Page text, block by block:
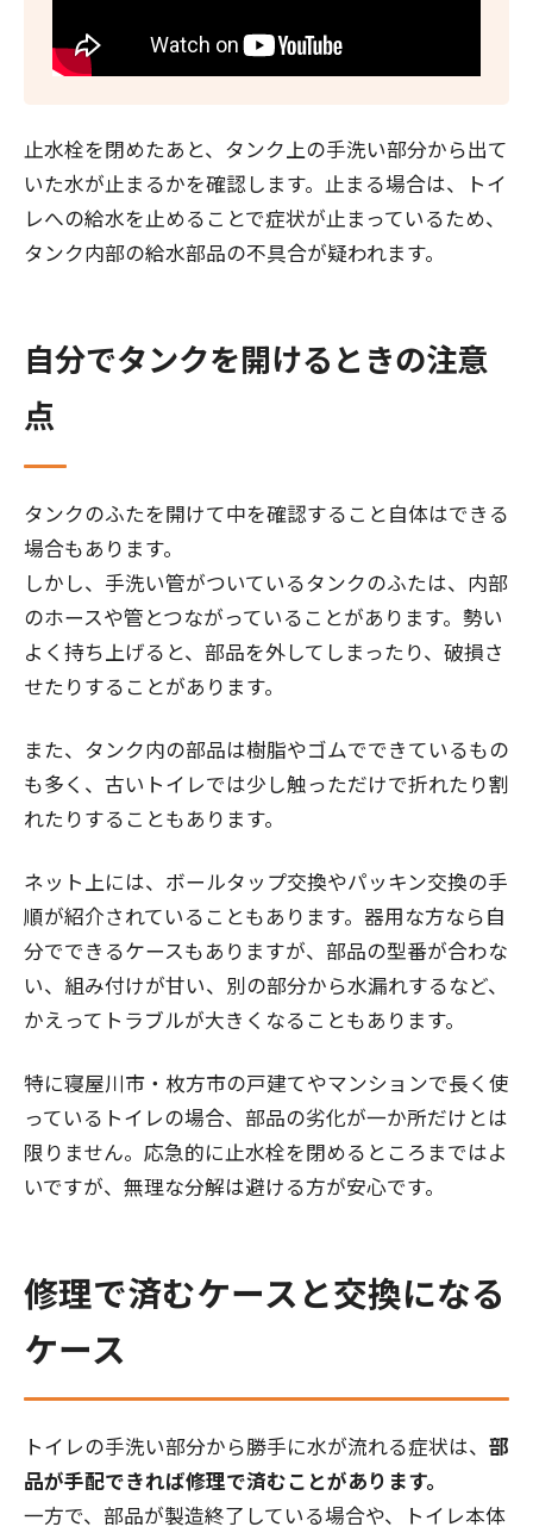
止水栓を閉めたあと、タンク上の手洗い部分から出て
いた水が止まるかを確認します。止まる場合は、トイ
レへの給水を止めることで症状が止まっているため、
タンク内部の給水部品の不具合が疑われます。
自分でタンクを開けるときの注意
点
タンクのふたを開けて中を確認すること自体はできる
場合もあります。
しかし、手洗い管がついているタンクのふたは、内部
のホースや管とつながっていることがあります。勢い
よく持ち上げると、部品を外してしまったり、破損さ
せたりすることがあります。
また、タンク内の部品は樹脂やゴムでできているもの
も多く、古いトイレでは少し触っただけで折れたり割
れたりすることもあります。
ネット上には、ボールタップ交換やパッキン交換の手
順が紹介されていることもあります。器用な方なら自
分でできるケースもありますが、部品の型番が合わな
い、組み付けが甘い、別の部分から水漏れするなど、
かえってトラブルが大きくなることもあります。
特に寝屋川市・枚方市の戸建てやマンションで長く使
っているトイレの場合、部品の劣化が一か所だけとは
限りません。応急的に止水栓を閉めるところまではよ
いですが、無理な分解は避ける方が安心です。
修理で済むケースと交換になる
ケース
トイレの手洗い部分から勝手に水が流れる症状は、 部
品が手配できれば修理で済むことがあります。
一方で、部品が製造終了している場合や、トイレ本体